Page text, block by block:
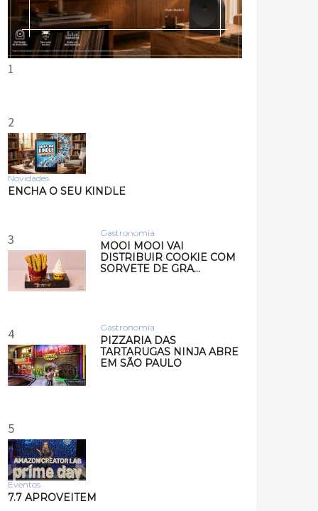
1
Tecnologia
Musi…
2
Novidades
ENCHA O SEU KINDLE
3 Gastronomia
MOOI MOOI VAI
DISTRIBUIR COOKIE COM
SORVETE DE GRA…
4 Gastronomia
PIZZARIA DAS
TARTARUGAS NINJA ABRE
EM SÃO PAULO
5
Eventos
7.7 APROVEITEM